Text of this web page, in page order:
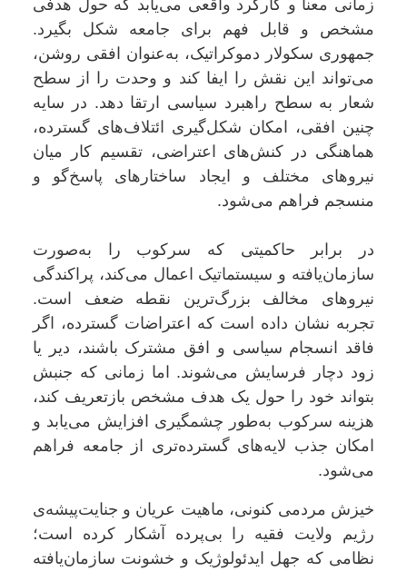
زمانی معنا و کارکرد واقعی می‌یابد که حول هدفی
مشخص و قابل فهم برای جامعه شکل بگیرد.
جمهوری سکولار دموکراتیک، به‌عنوان افقی روشن،
می‌تواند این نقش را ایفا کند و وحدت را از سطح
شعار به سطح راهبرد سیاسی ارتقا دهد. در سایه
چنین افقی، امکان شکل‌گیری ائتلاف‌های گسترده،
هماهنگی در کنش‌های اعتراضی، تقسیم کار میان
نیروهای مختلف و ایجاد ساختارهای پاسخ‌گو و
منسجم فراهم می‌شود.
در برابر حاکمیتی که سرکوب را به‌صورت
سازمان‌یافته و سیستماتیک اعمال می‌کند، پراکندگی
نیروهای مخالف بزرگ‌ترین نقطه ضعف است.
تجربه نشان داده است که اعتراضات گسترده، اگر
فاقد انسجام سیاسی و افق مشترک باشند، دیر یا
زود دچار فرسایش می‌شوند. اما زمانی که جنبش
بتواند خود را حول یک هدف مشخص بازتعریف کند،
هزینه سرکوب به‌طور چشمگیری افزایش می‌یابد و
امکان جذب لایه‌های گسترده‌تری از جامعه فراهم
می‌شود.
خیزش مردمی کنونی، ماهیت عریان و جنایت‌پیشه‌ی
رژیم ولایت فقیه را بی‌پرده آشکار کرده است؛
نظامی که جهل ایدئولوژیک و خشونت سازمان‌یافته